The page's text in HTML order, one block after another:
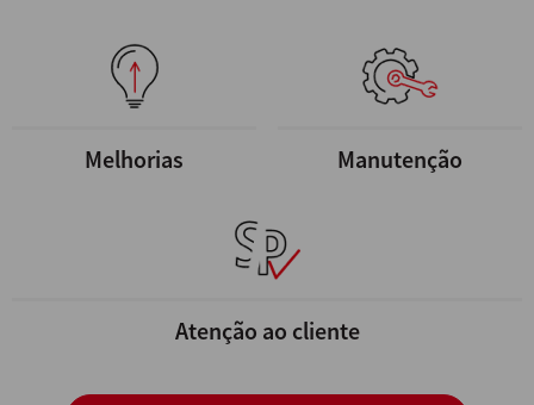
Melhorias Manutenção
Atenção ao cliente